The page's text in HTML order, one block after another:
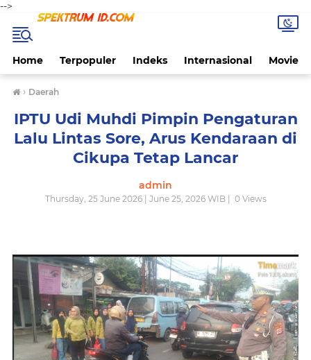
-->
Home Terpopuler Indeks Internasional Movie
› Daerah
IPTU Udi Muhdi Pimpin Pengaturan
Lalu Lintas Sore, Arus Kendaraan di
Cikupa Tetap Lancar
admin
Thursday, 25 June 2026 | June 25, 2026 WIB | 0Views